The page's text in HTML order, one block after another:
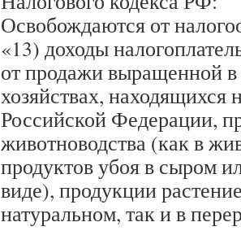
Освобождаются от
«13) доходы
от продажи выращенной
хозяйствах, находящихся
Российской Федерации,
животноводства (как в
продуктов убоя в сыром
виде), продукции
натуральном, так и в